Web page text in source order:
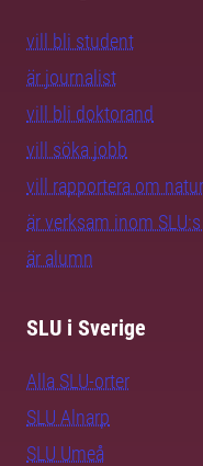
vill bli student
är journalist
vill bli doktorand
vill söka jobb
vill rapportera om
är verksam inom
är alumn
SLU i Sverige
Alla SLU-orter
SLU Alnarp
SLU Umeå